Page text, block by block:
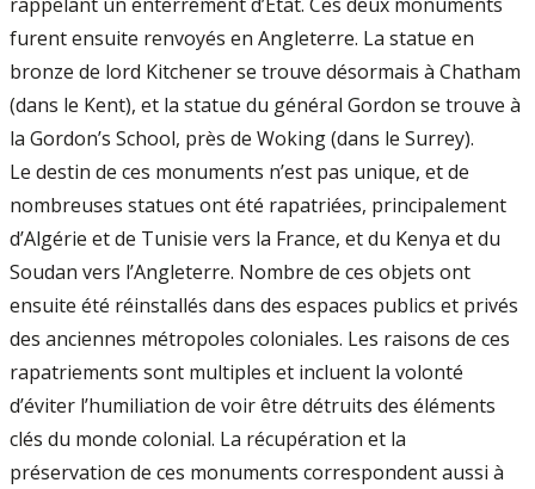
furent ensuite renvoyés en Angleterre. La statue en
bronze de lord Kitchener se trouve désormais à Chatham
(dans le Kent), et la statue du général Gordon se trouve à
la Gordon’s School, près de Woking (dans le Surrey).
Le destin de ces monuments n’est pas unique, et de
nombreuses statues ont été rapatriées, principalement
d’Algérie et de Tunisie vers la France, et du Kenya et du
Soudan vers l’Angleterre. Nombre de ces objets ont
ensuite été réinstallés dans des espaces publics et privés
des anciennes métropoles coloniales. Les raisons de ces
rapatriements sont multiples et incluent la volonté
d’éviter l’humiliation de voir être détruits des éléments
clés du monde colonial. La récupération et la
préservation de ces monuments correspondent aussi à